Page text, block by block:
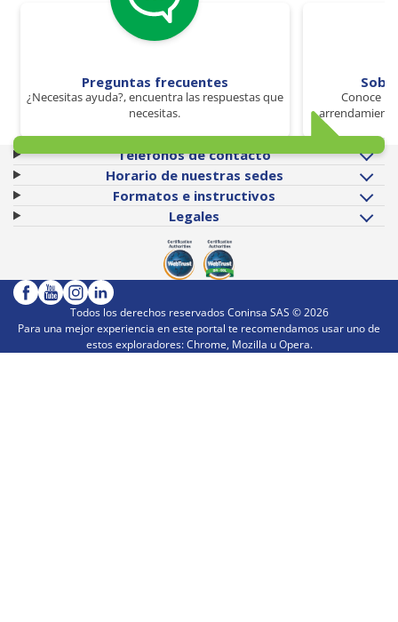
Preguntas frecuentes
¿Necesitas ayuda?, encuentra las respuestas que
necesitas.
Conoce
Teléfonos de contacto
Horario de nuestras sedes
Formatos e instructivos
Legales
Todos los derechos reservados Coninsa SAS ©2026
Para una mejor experiencia en este portal te recomendamos usar uno de
estos exploradores: Chrome, Mozilla u Opera.